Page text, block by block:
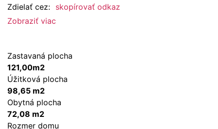
Zdielať cez: skopírovať odkaz
Zobraziť viac
Zastavaná plocha
121,00m2
Úžitková plocha
98,65 m2
Obytná plocha
72,08 m2
Rozmer domu